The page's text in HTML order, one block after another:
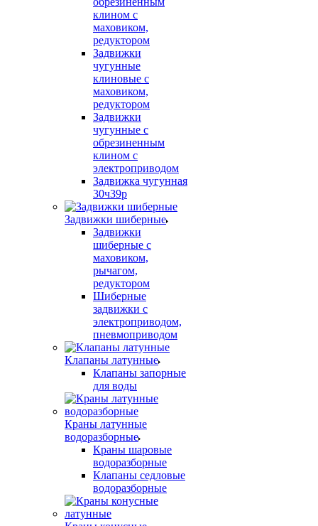
клином с
маховиком,
редуктором
Задвижки
чугунные
клиновые с
маховиком,
редуктором
Задвижки
чугунные с
обрезиненным
клином с
электроприводом
Задвижка чугунная
30ч39р
Задвижки шиберные
Задвижки
шиберные с
маховиком,
рычагом,
редуктором
Шиберные
задвижки с
электроприводом,
пневмоприводом
Клапаны латунные
Клапаны запорные
для воды
Краны латунные
водоразборные
Краны шаровые
водоразборные
Клапаны седловые
водоразборные